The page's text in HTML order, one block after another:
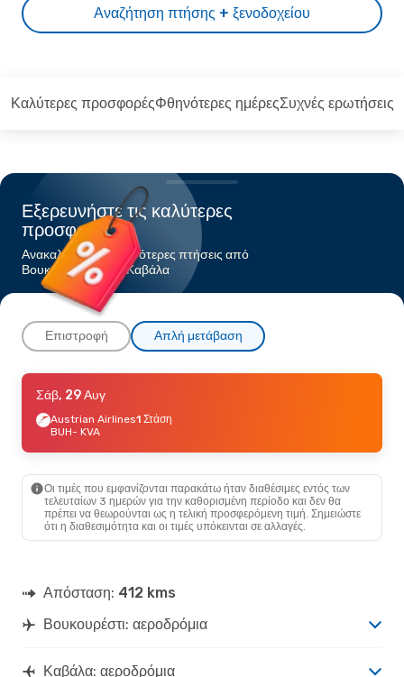
Αναζήτηση πτήσης + ξενοδοχείου
Καλύτερες προσφορέςΦθηνότερες ημέρεςΣυχνές ερωτήσεις
Εξερευνήστε τις καλύτερες
προσφορές
Ανακαλύψτε τις φθηνότερες πτήσεις από
Βουκουρέστιπρος Καβάλα
Επιστροφή Απλή μετάβαση
Κυρ, 30 Αυγ
Tarom1 Στάση
BUH- KVA
KVA- BUH
Τρί, 8 Σεπ- Τετ, 9 Σεπ
Aegean Airlines1 Στάση
BUH
Σάβ, 29 Αυγ
Austrian Airlines1 Στάση
BUH- KVA
Οι τιμές που εμφανίζονται παρακάτω ήταν διαθέσιμες εντός των
τελευταίων 3 ημερών για την καθορισμένη περίοδο και δεν θα
πρέπει να θεωρούνται ως η τελική προσφερόμενη τιμή. Σημειώστε
ότι η διαθεσιμότητα και οι τιμές υπόκεινται σε αλλαγές.
Απόσταση: 412 kms
Βουκουρέστι: αεροδρόμια
Καβάλα: αεροδρόμια